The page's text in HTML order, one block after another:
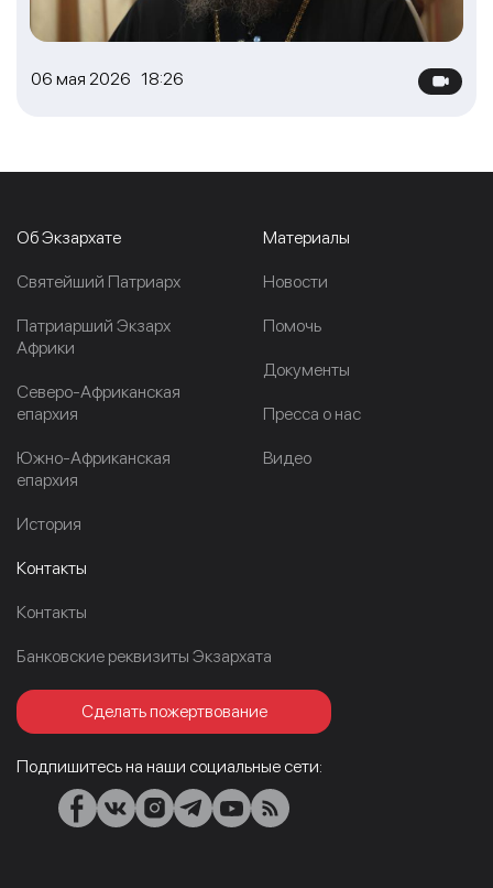
06 мая 2026 18:26
Об Экзархате
Cвятейший Патриарх
Патриарший Экзарх
Африки
Северо-Африканская
епархия
Южно-Африканская
епархия
История
Материалы
Новости
Помочь
Документы
Пресса о нас
Видео
Контакты
Контакты
Банковские реквизиты Экзархата
Сделать пожертвование
Подпишитесь на наши социальные сети: